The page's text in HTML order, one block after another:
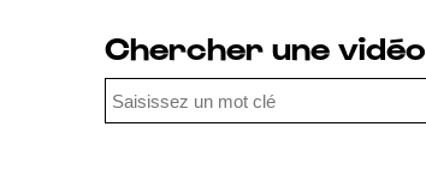
Chercher une vidéo